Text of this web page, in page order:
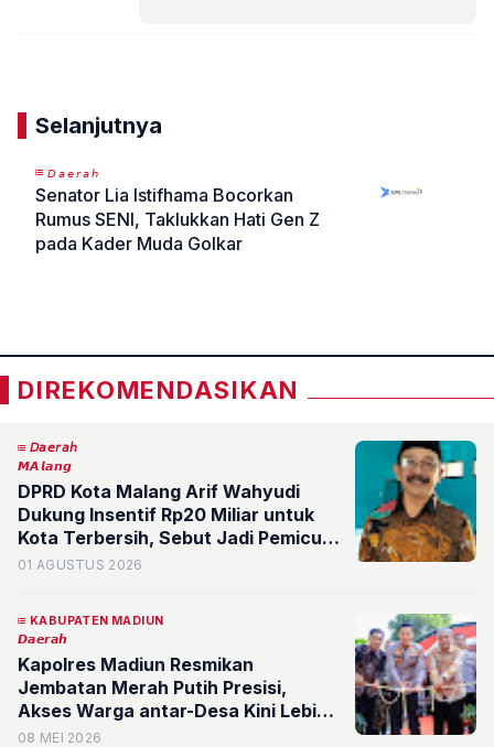
Selanjutnya
𝘋𝘢𝘦𝘳𝘢𝘩
Senator Lia Istifhama Bocorkan
Rumus SENI, Taklukkan Hati Gen Z
pada Kader Muda Golkar
DIREKOMENDASIKAN
𝘋𝘢𝘦𝘳𝘢𝘩
𝙈𝘼𝙡𝙖𝙣𝙜
DPRD Kota Malang Arif Wahyudi
Dukung Insentif Rp20 Miliar untuk
Kota Terbersih, Sebut Jadi Pemicu
Kolaborasi Warga dan Pemerintah
01 AGUSTUS 2026
KABUPATEN MADIUN
𝘿𝙖𝙚𝙧𝙖𝙝
Kapolres Madiun Resmikan
Jembatan Merah Putih Presisi,
Akses Warga antar-Desa Kini Lebih
Aman dan Lancar
08 MEI 2026